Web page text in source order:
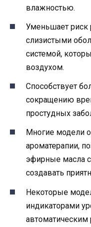
влажностью.
Уменьшает риск
слизистыми
системой,
воздухом.
Способствует
сокращению
простудных
Многие модели
ароматерапии,
эфирные масла
создавать
Некоторые
индикаторами
автоматическим